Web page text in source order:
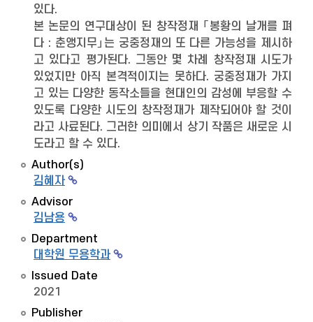
있다.
본 논문의 연구대상이 된 창작정재 「봉황의 날개를 펴
다 : 춘앵지무」는 궁중정재의 또 다른 가능성을 제시하
고 있다고 평가된다. 그동안 몇 차례 창작정재 시도가
있었지만 아직 본격적이지는 못하다. 궁중정재가 가지
고 있는 다양한 동작소들을 현대인의 감성에 부응할 수
있도록 다양한 시도의 창작정재가 제작되어야 할 것이
라고 사료된다. 그러한 의미에서 상기 작품은 새로운 시
도라고 할 수 있다.
Author(s)
김혜자
Advisor
김남용
Department
대학원 무용학과
Issued Date
2021
Publisher